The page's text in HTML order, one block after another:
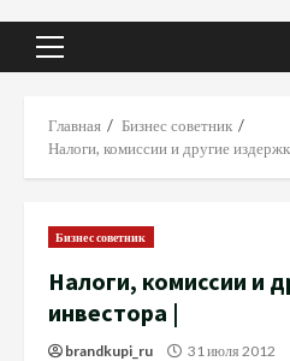
Основное
Главная
Бизнес советник
Налоги, комиссии и другие
Бизнес советник
Налоги, комиссии и
инвестора |
brandkupi_ru 31 июля 2012